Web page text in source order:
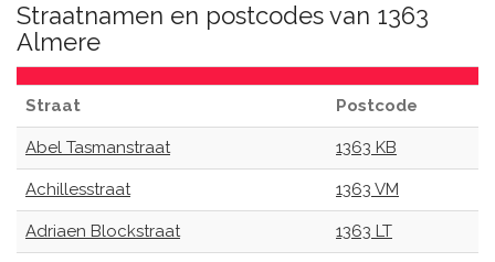
Straatnamen en postcodes van 1363
Almere
Straat Postcode
Abel Tasmanstraat 1363 KB
Achillesstraat 1363 VM
Adriaen Blockstraat 1363 LT